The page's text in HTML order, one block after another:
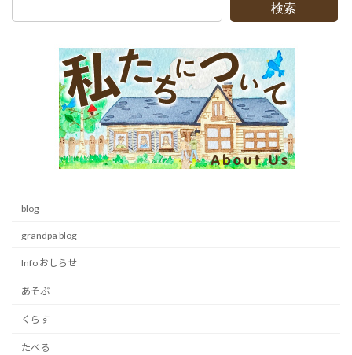
検索
blog
grandpa blog
Info おしらせ
あそぶ
くらす
たべる